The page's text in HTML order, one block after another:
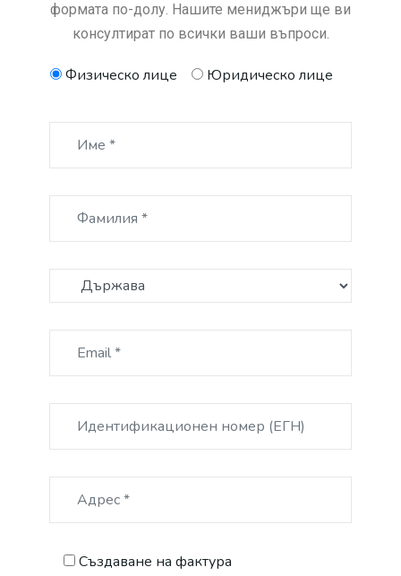
формата по-долу. Нашите мениджъри ще ви
консултират по всички ваши въпроси.
Физическо лице Юридическо лице
Създаване на фактура